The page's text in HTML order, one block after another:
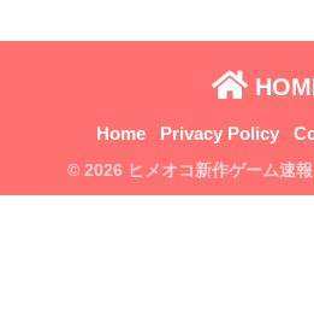
Home Privacy Policy
© 2026 ヒメオコ新作ゲーム速